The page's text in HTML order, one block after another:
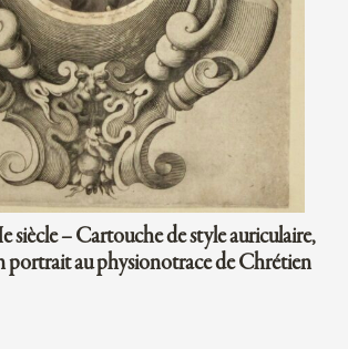
– Cartouche de style auriculaire,
portrait au physionotrace de Chrétien